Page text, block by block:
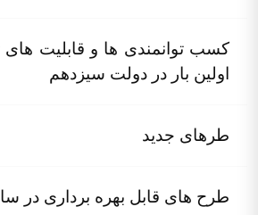
کسب توانمندی ها و قابلیت های
اولین بار در دولت سیزدهم
طرهای جدید
طرح های قابل بهره برداری در سال 1403